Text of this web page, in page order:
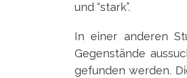
und “stark”.
In einer anderen
Gegenstände
gefunden werden.